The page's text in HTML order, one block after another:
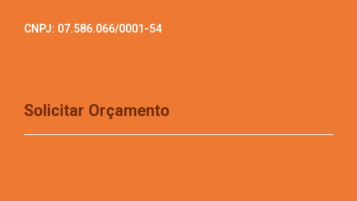
CNPJ: 07.586.066/0001-54
Solicitar Orçamento